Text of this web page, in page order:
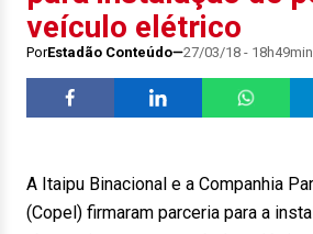
veículo elétrico
PorEstadão Conteúdo 27/03/18 - 18h49min
A Itaipu Binacional e a Companhia
(Copel) firmaram parceria para a